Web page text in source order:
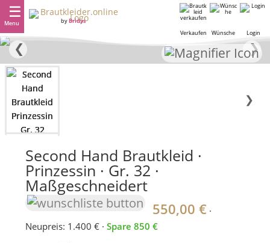
Menu byBridys
Login
Wünsche
Verkaufen
❮ ❯
❯
Second Hand Brautkleid ·
Prinzessin · Gr. 32 ·
Maßgeschneidert
550,00 € ·
Neupreis: 1.400 € ·Spare 850 €